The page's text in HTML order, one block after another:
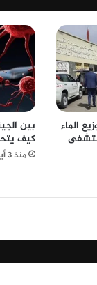
الماء
بين
كيف
منذ 3 أيام